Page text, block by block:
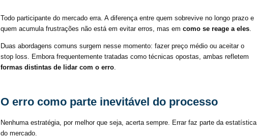
Todo participante do mercado erra. A diferença entre quem sobrevive no longo prazo e
quem acumula frustrações não está em evitar erros, mas em como se reage a eles.
Duas abordagens comuns surgem nesse momento: fazer preço médio ou aceitar o
stop loss. Embora frequentemente tratadas como técnicas opostas, ambas refletem
formas distintas de lidar com o erro.
O erro como parte inevitável do processo
Nenhuma estratégia, por melhor que seja, acerta sempre. Errar faz parte da estatística
do mercado.